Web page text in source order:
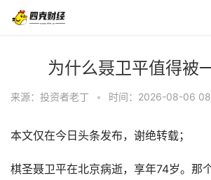
为什么聂卫平值得被
来源：投资者老丁 • 时间：2026-08-06
本文仅在今日头条发布，谢绝转载；
棋圣聂卫平在北京病逝，享年74岁。那